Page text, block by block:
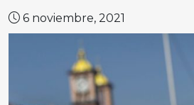
6 noviembre, 2021